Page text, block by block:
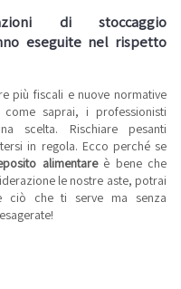
di stoccaggio
eseguite nel rispetto
più fiscali e nuove normative
come saprai, i professionisti
scelta. Rischiare pesanti
in regola. Ecco perché se
alimentareè bene che
le nostre aste, potrai
ciò che ti serve ma senza